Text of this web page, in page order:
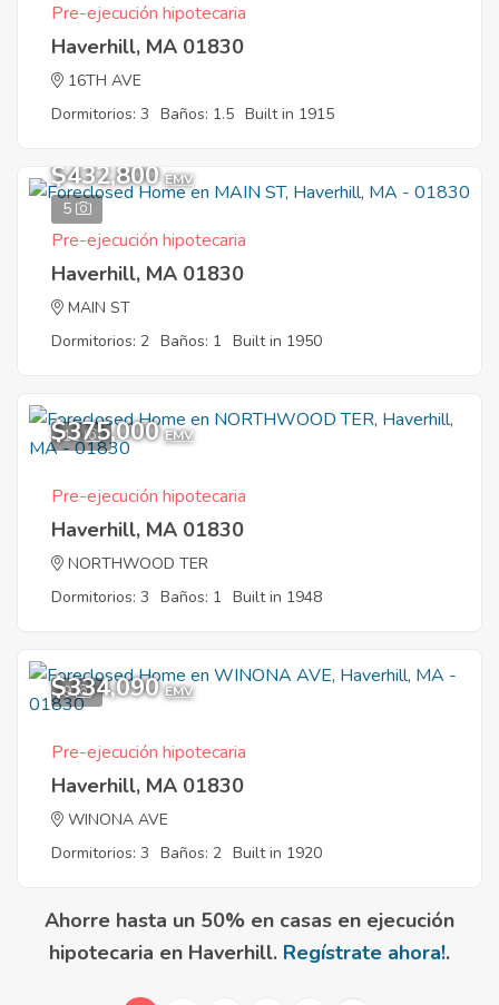
Pre-ejecución hipotecaria
Haverhill, MA 01830
16TH AVE
Dormitorios: 3 Baños: 1.5 Built in 1915
5
$432,800 EMV
Pre-ejecución hipotecaria
Haverhill, MA 01830
MAIN ST
Dormitorios: 2 Baños: 1 Built in 1950
11
$375,000 EMV
Pre-ejecución hipotecaria
Haverhill, MA 01830
NORTHWOOD TER
Dormitorios: 3 Baños: 1 Built in 1948
9
$334,090 EMV
Pre-ejecución hipotecaria
Haverhill, MA 01830
WINONA AVE
Dormitorios: 3 Baños: 2 Built in 1920
Ahorre hasta un 50% en casas en ejecución
hipotecaria en Haverhill. Regístrate ahora!.